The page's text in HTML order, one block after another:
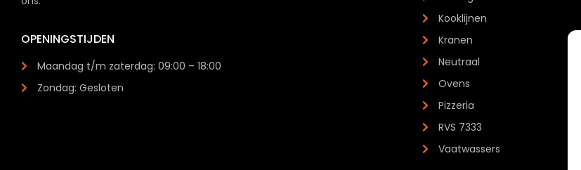
OPENINGSTIJDEN
Maandag t/m zaterdag: 09:00 – 18:00
Zondag: Gesloten
Kooklijnen
Kranen
Neutraal
Ovens
Pizzeria
RVS 7333
Vaatwassers